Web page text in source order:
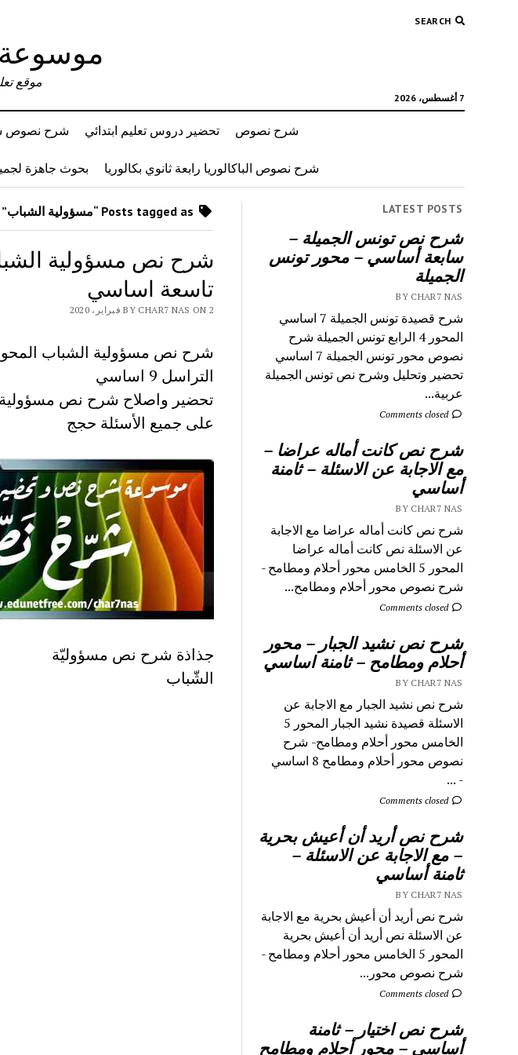
SEARCH
7 أغسطس، 2026
موقع
شرح نصوص تحضير دروس تعليم ابتدائي شرح نصوص
شرح نصوص الباكالوريا رابعة ثانوي بكالوريا بحوث جاهزة
LATEST POSTS
شرح نص تونس الجميلة –
سابعة أساسي – محور تونس
الجميلة
BY CHAR7 NAS
شرح قصيدة تونس الجميلة 7 اساسي
المحور 4 الرابع تونس الجميلة شرح
نصوص محور تونس الجميلة 7 اساسي
تحضير وتحليل وشرح نص تونس الجميلة
عربية...
Comments closed
شرح نص كانت أماله عراضا –
مع الاجابة عن الاسئلة – ثامنة
أساسي
BY CHAR7 NAS
شرح نص كانت أماله عراضا مع الاجابة
عن الاسئلة نص كانت أماله عراضا
المحور 5 الخامس محور أحلام ومطامح -
شرح نصوص محور أحلام ومطامح...
Comments closed
شرح نص نشيد الجبار – محور
أحلام ومطامح – ثامنة اساسي
BY CHAR7 NAS
شرح نص نشيد الجبار مع الاجابة عن
الاسئلة قصيدة نشيد الجبار المحور 5
الخامس محور أحلام ومطامح- شرح
نصوص محور أحلام ومطامح 8 اساسي
- ...
Comments closed
شرح نص أريد أن أعيش بحرية
– مع الاجابة عن الاسئلة –
ثامنة أساسي
BY CHAR7 NAS
شرح نص أريد أن أعيش بحرية مع الاجابة
عن الاسئلة نص أريد أن أعيش بحرية
المحور 5 الخامس محور أحلام ومطامح -
شرح نصوص محور...
Comments closed
شرح نص اختيار – ثامنة
أساسي – محور أحلام ومطامح
شرح نص مسؤولية
تاسعة اساسي
BY CHAR7 NAS ON 2 فبراير، 2020
التراسل 9 اساسي
تحضير واصلاح شرح نص مسؤولية
على جميع الأسئلة حجج
جذاذة شرح نص مسؤوليّة
الشّباب